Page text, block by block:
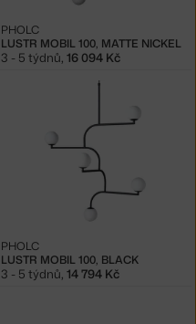
LUSTR MOBIL 100, MATTE NICKEL
PHOLC
3 - 5 týdnů, 16 094 Kč
LUSTR MOBIL 100, BLACK
PHOLC
3 - 5 týdnů, 14 794 Kč